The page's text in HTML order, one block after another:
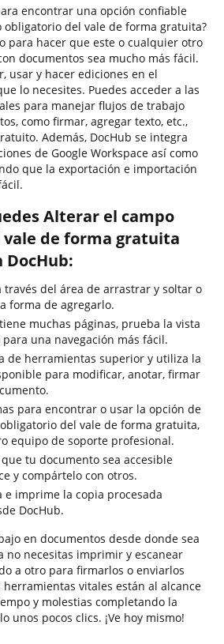
encontrar una opción confiable
obligatorio del vale de forma gratuita?
para hacer que este o cualquier otro
documentos sea mucho más fácil.
usar y hacer ediciones en el
lo necesites. Puedes acceder a las
para manejar flujos de trabajo
como firmar, agregar texto, etc.,
Además, DocHub se integra
de Google Workspace así como
que la exportación e importación
Alterar el campo
de forma gratuita
través del área de arrastrar y soltar o
forma de agregarlo.
muchas páginas, prueba la vista
una navegación más fácil.
de herramientas superior y utiliza la
para modificar, anotar, firmar
para encontrar o usar la opción de
del vale de forma gratuita,
equipo de soporte profesional.
tu documento sea accesible
y compártelo con otros.
e imprime la copia procesada
DocHub.
en documentos desde donde sea
no necesitas imprimir y escanear
a otro para firmarlos o enviarlos
herramientas vitales están al alcance
y molestias completando la
unos pocos clics. ¡Ve hoy mismo!